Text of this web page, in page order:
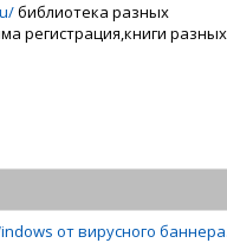
библиотека разных
регистрация,книги разных
от вирусного